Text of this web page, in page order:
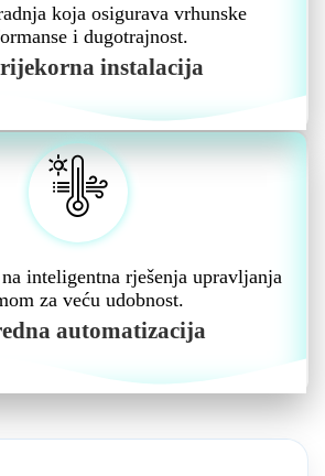
koja osigurava vrhunske
i dugotrajnost.
instalacija
inteligentna rješenja upravljanja
za veću udobnost.
automatizacija